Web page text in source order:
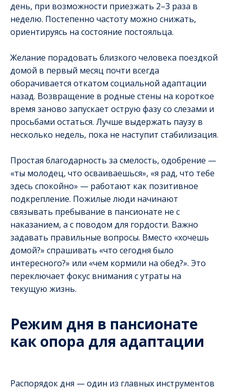
день, при возможности приезжать 2–3 раза в
неделю. Постепенно частоту можно снижать,
ориентируясь на состояние постояльца.
Желание порадовать близкого человека поездкой
домой в первый месяц почти всегда
оборачивается откатом социальной адаптации
назад. Возвращение в родные стены на короткое
время заново запускает острую фазу со слезами и
просьбами остаться. Лучше выдержать паузу в
несколько недель, пока не наступит стабилизация.
Простая благодарность за смелость, одобрение —
«ты молодец, что осваиваешься», «я рад, что тебе
здесь спокойно» — работают как позитивное
подкрепление. Пожилые люди начинают
связывать пребывание в пансионате не с
наказанием, а с поводом для гордости. Важно
задавать правильные вопросы. Вместо «хочешь
домой?» спрашивать «что сегодня было
интересного?» или «чем кормили на обед?». Это
переключает фокус внимания с утраты на
текущую жизнь.
Режим дня в пансионате
как опора для адаптации
Распорядок дня — один из главных инструментов